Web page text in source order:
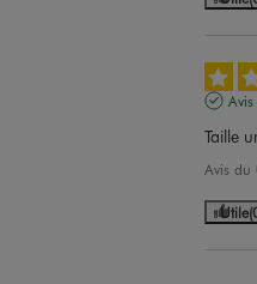
Taille
Avis du
Utile